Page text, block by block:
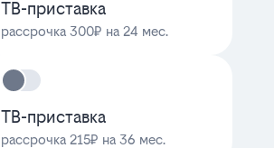
ТВ-приставка
рассрочка 300₽ на 24 мес.
ТВ-приставка
рассрочка 215₽ на 36 мес.